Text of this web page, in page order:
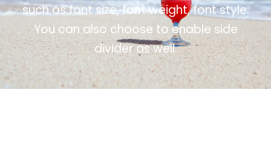
such as font size, font weight, font style.
You can also choose to enable side
divider as well.